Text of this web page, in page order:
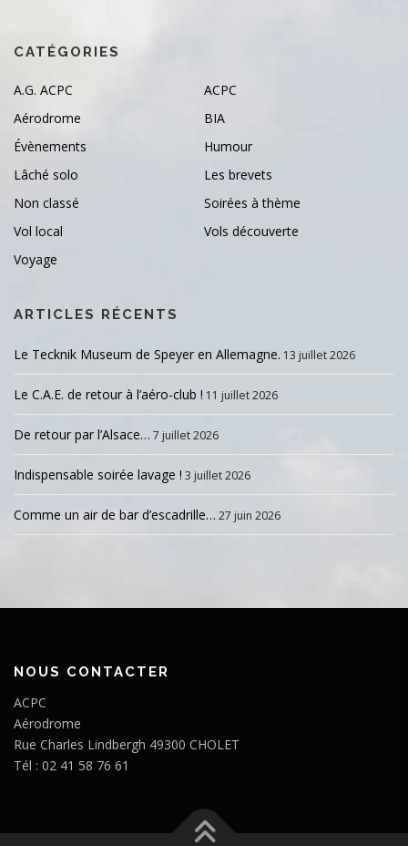
CATÉGORIES
A.G. ACPC
ACPC
Aérodrome
BIA
Évènements
Humour
Lâché solo
Les brevets
Non classé
Soirées à thème
Vol local
Vols découverte
Voyage
ARTICLES RÉCENTS
Le Tecknik Museum de Speyer en Allemagne. 13 juillet 2026
Le C.A.E. de retour à l’aéro-club ! 11 juillet 2026
De retour par l’Alsace… 7 juillet 2026
Indispensable soirée lavage ! 3 juillet 2026
Comme un air de bar d’escadrille… 27 juin 2026
NOUS CONTACTER
ACPC
Aérodrome
Rue Charles Lindbergh 49300 CHOLET
Tél : 02 41 58 76 61